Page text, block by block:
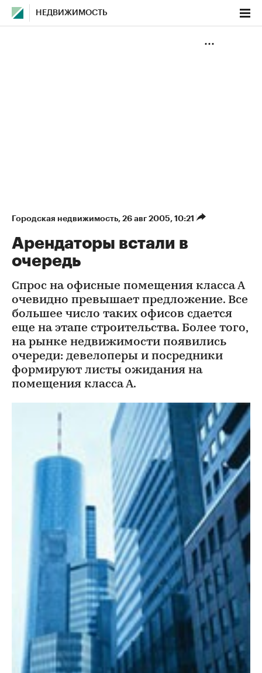
НЕДВИЖИМОСТЬ
Городская недвижимость⁠, 26 авг 2005, 10:21
Арендаторы встали в
очередь
Спрос на офисные помещения класса А
очевидно превышает предложение. Все
большее число таких офисов сдается
еще на этапе строительства. Более того,
на рынке недвижимости появились
очереди: девелоперы и посредники
формируют листы ожидания на
помещения класса А.